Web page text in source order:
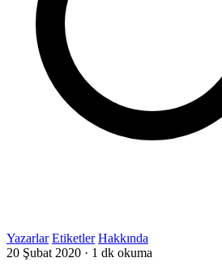
Yazarlar Etiketler Hakkında
20 Şubat 2020 · 1 dk okuma